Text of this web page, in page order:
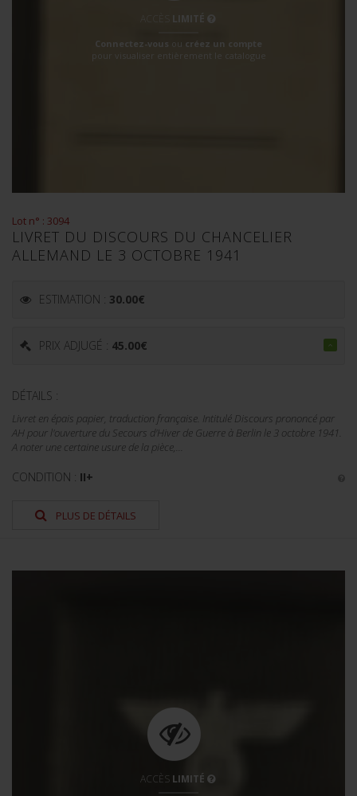
LIMITÉ
Connectez-vous ou créez un compte
pour visualiser entièrement le catalogue
Lot n° : 3094
LIVRET DU DISCOURS DU CHANCELIER
ALLEMAND LE 3 OCTOBRE 1941
ESTIMATION : 30.00€
PRIX ADJUGÉ : 45.00€
DÉTAILS :
Livret en épais papier, traduction française. Intitulé Discours prononcé par
AH pour l'ouverture du Secours d'Hiver de Guerre à Berlin le 3 octobre 1941.
A noter une certaine usure de la pièce,...
CONDITION : II+
PLUS DE DÉTAILS
ACCÈS LIMITÉ